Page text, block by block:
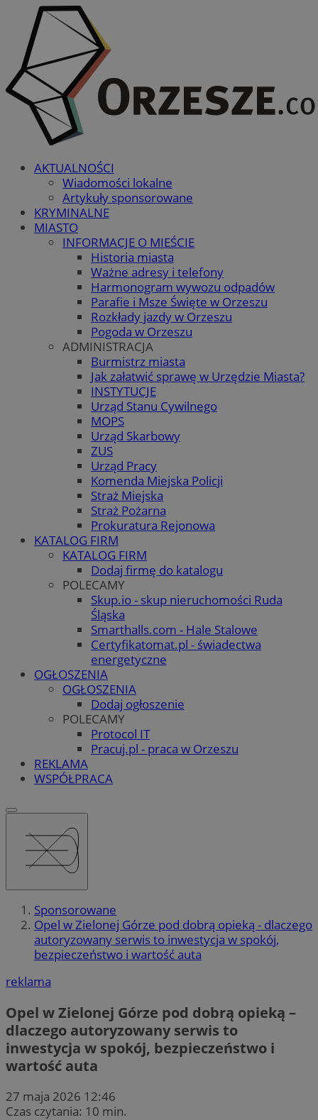
AKTUALNOŚCI
Wiadomości lokalne
Artykuły sponsorowane
KRYMINALNE
MIASTO
INFORMACJE O MIEŚCIE
Historia miasta
Ważne adresy i telefony
Harmonogram wywozu odpadów
Parafie i Msze Święte w Orzeszu
Rozkłady jazdy w Orzeszu
Pogoda w Orzeszu
ADMINISTRACJA
Burmistrz miasta
Jak załatwić sprawę w Urzędzie Miasta?
INSTYTUCJE
Urząd Stanu Cywilnego
MOPS
Urząd Skarbowy
ZUS
Urząd Pracy
Komenda Miejska Policji
Straż Miejska
Straż Pożarna
Prokuratura Rejonowa
KATALOG FIRM
KATALOG FIRM
Dodaj firmę do katalogu
POLECAMY
Skup.io - skup nieruchomości Ruda
Śląska
Smarthalls.com - Hale Stalowe
Certyfikatomat.pl - świadectwa
energetyczne
OGŁOSZENIA
OGŁOSZENIA
Dodaj ogłoszenie
POLECAMY
Protocol IT
Pracuj.pl - praca w Orzeszu
REKLAMA
WSPÓŁPRACA
Sponsorowane
Opel w Zielonej Górze pod dobrą opieką - dlaczego
autoryzowany serwis to inwestycja w spokój,
bezpieczeństwo i wartość auta
reklama
Opel w Zielonej Górze pod dobrą opieką –
dlaczego autoryzowany serwis to
inwestycja w spokój, bezpieczeństwo i
wartość auta
27 maja 2026 12:46
Czas czytania: 10 min.